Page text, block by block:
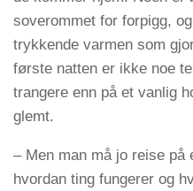
soverommet for forpigg,
trykkende varmen som
første natten er ikke noe
trangere enn på et vanlig
glemt.
– Men man må jo reise på
hvordan ting fungerer og